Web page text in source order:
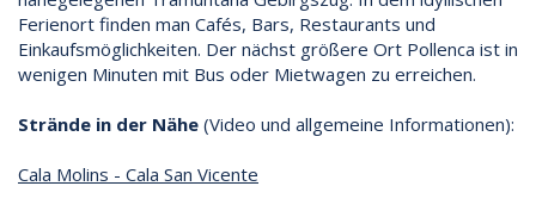
Ferienort finden man Cafés, Bars, Restaurants und
Einkaufsmöglichkeiten. Der nächst größere Ort Pollenca ist in
wenigen Minuten mit Bus oder Mietwagen zu erreichen.
Strände in der Nähe (Video und allgemeine Informationen):
Cala Molins - Cala San Vicente